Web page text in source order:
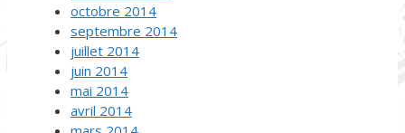
octobre 2014
septembre 2014
juillet 2014
juin 2014
mai 2014
avril 2014